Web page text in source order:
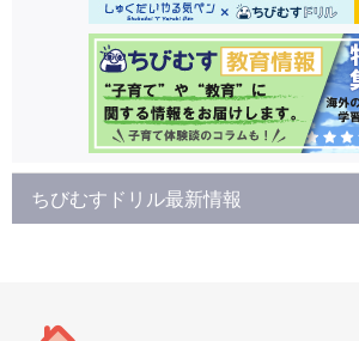
ちびむすドリル最新情報